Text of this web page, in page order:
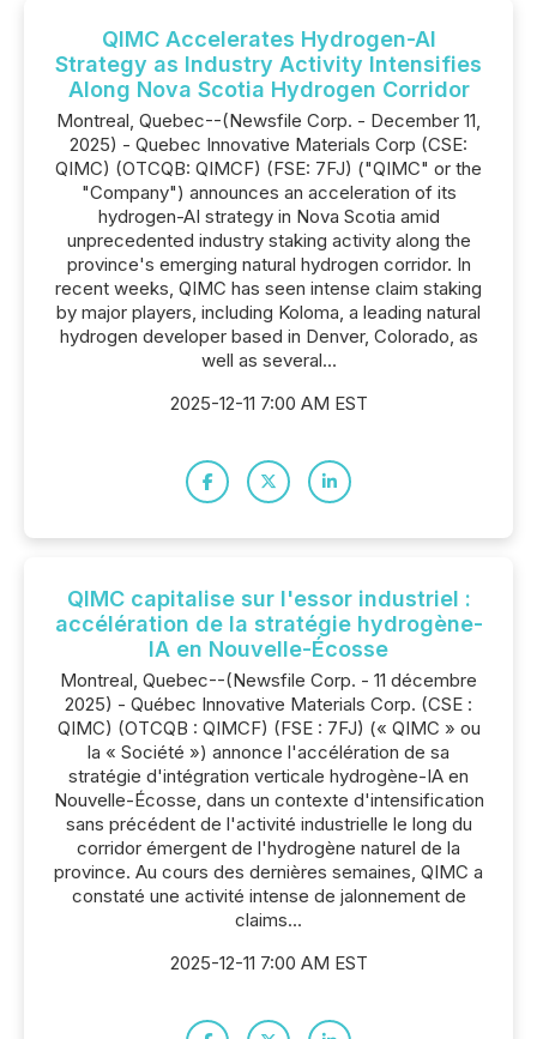
QIMC Accelerates Hydrogen-AI
Strategy as Industry Activity Intensifies
Along Nova Scotia Hydrogen Corridor
Montreal, Quebec--(Newsfile Corp. - December 11,
2025) - Quebec Innovative Materials Corp (CSE:
QIMC) (OTCQB: QIMCF) (FSE: 7FJ) ("QIMC" or the
"Company") announces an acceleration of its
hydrogen-AI strategy in Nova Scotia amid
unprecedented industry staking activity along the
province's emerging natural hydrogen corridor. In
recent weeks, QIMC has seen intense claim staking
by major players, including Koloma, a leading natural
hydrogen developer based in Denver, Colorado, as
well as several...
2025-12-11 7:00 AM EST
QIMC capitalise sur l'essor industriel :
accélération de la stratégie hydrogène-
IA en Nouvelle-Écosse
Montreal, Quebec--(Newsfile Corp. - 11 décembre
2025) - Québec Innovative Materials Corp. (CSE :
QIMC) (OTCQB : QIMCF) (FSE : 7FJ) (« QIMC » ou
la « Société ») annonce l'accélération de sa
stratégie d'intégration verticale hydrogène-IA en
Nouvelle-Écosse, dans un contexte d'intensification
sans précédent de l'activité industrielle le long du
corridor émergent de l'hydrogène naturel de la
province. Au cours des dernières semaines, QIMC a
constaté une activité intense de jalonnement de
claims...
2025-12-11 7:00 AM EST